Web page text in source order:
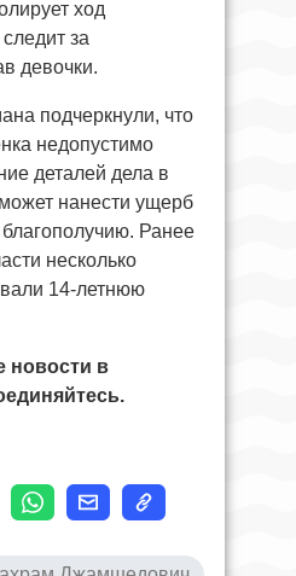
ход
за
девочки.
подчеркнули, что
недопустимо
деталей дела в
нанести ущерб
Ранее
несколько
14-летнюю
в